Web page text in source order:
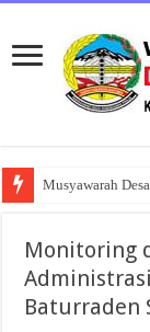
Musyawarah
Monitoring
Baturraden